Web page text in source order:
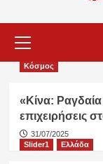
Menu
Κόσμος
«Κίνα: Ραγδαία
επιχειρήσεις
31/07/2025
Slider1
Ελλάδα